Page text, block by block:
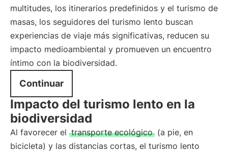
multitudes, los itinerarios predefinidos y el turismo de
masas, los seguidores del turismo lento buscan
experiencias de viaje más significativas, reducen su
impacto medioambiental y promueven un encuentro
íntimo con la biodiversidad.
Continuar
Impacto del turismo lento en la
biodiversidad
Al favorecer el transporte ecológico (a pie, en
bicicleta) y las distancias cortas, el turismo lento